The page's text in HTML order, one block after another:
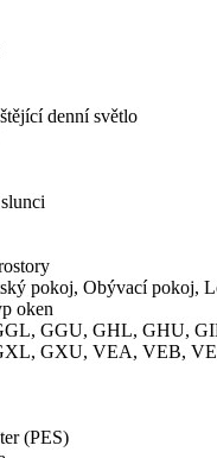
denní světlo
pokoj, Obývací pokoj,
oken
GGU, GHL, GHU,
GXU, VEA, VEB,
(PES)